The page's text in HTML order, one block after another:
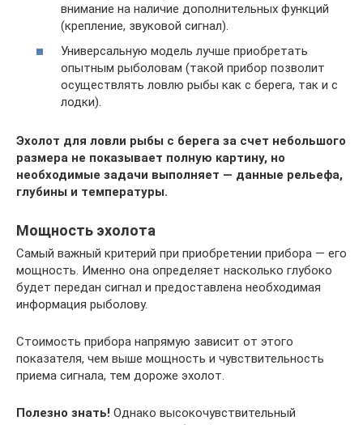
внимание на наличие дополнительных функций
(крепление, звуковой сигнал).
Универсальную модель лучше приобретать
опытным рыболовам (такой прибор позволит
осуществлять ловлю рыбы как с берега, так и с
лодки).
Эхолот для ловли рыбы с берега за счет небольшого
размера не показывает полную картину, но
необходимые задачи выполняет — данные рельефа,
глубины и температуры.
Мощность эхолота
Самый важный критерий при приобретении прибора — его
мощность. Именно она определяет насколько глубоко
будет передан сигнал и предоставлена необходимая
информация рыболову.
Стоимость прибора напрямую зависит от этого
показателя, чем выше мощность и чувствительность
приема сигнала, тем дороже эхолот.
Полезно знать! Однако высокочувствительный